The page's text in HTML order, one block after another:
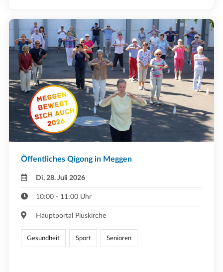
Öffentliches Qigong in Meggen
Di, 28. Juli 2026
10:00 - 11:00 Uhr
Hauptportal Piuskirche
Gesundheit Sport Senioren